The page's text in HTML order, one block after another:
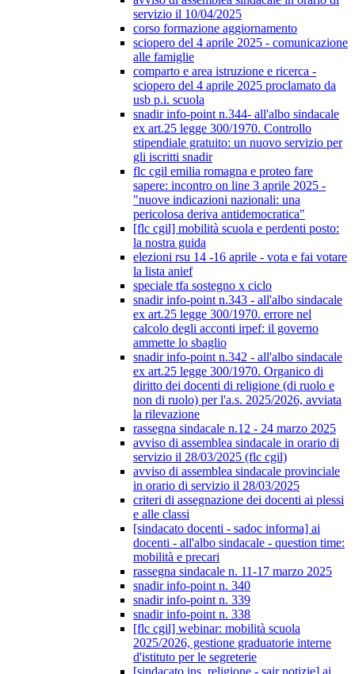
servizio il 10/04/2025
corso formazione aggiornamento
sciopero del 4 aprile 2025 - comunicazione
alle famiglie
comparto e area istruzione e ricerca -
sciopero del 4 aprile 2025 proclamato da
usb p.i. scuola
snadir info-point n.344- all'albo sindacale
ex art.25 legge 300/1970. Controllo
stipendiale gratuito: un nuovo servizio per
gli iscritti snadir
flc cgil emilia romagna e proteo fare
sapere: incontro on line 3 aprile 2025 -
"nuove indicazioni nazionali: una
pericolosa deriva antidemocratica"
[flc cgil] mobilità scuola e perdenti posto:
la nostra guida
elezioni rsu 14 -16 aprile - vota e fai votare
la lista anief
speciale tfa sostegno x ciclo
snadir info-point n.343 - all'albo sindacale
ex art.25 legge 300/1970. errore nel
calcolo degli acconti irpef: il governo
ammette lo sbaglio
snadir info-point n.342 - all'albo sindacale
ex art.25 legge 300/1970. Organico di
diritto dei docenti di religione (di ruolo e
non di ruolo) per l'a.s. 2025/2026, avviata
la rilevazione
rassegna sindacale n.12 - 24 marzo 2025
avviso di assemblea sindacale in orario di
servizio il 28/03/2025 (flc cgil)
avviso di assemblea sindacale provinciale
in orario di servizio il 28/03/2025
criteri di assegnazione dei docenti ai plessi
e alle classi
[sindacato docenti - sadoc informa] ai
docenti - all'albo sindacale - question time:
mobilità e precari
rassegna sindacale n. 11-17 marzo 2025
snadir info-point n. 340
snadir info-point n. 339
snadir info-point n. 338
[flc cgil] webinar: mobilità scuola
2025/2026, gestione graduatorie interne
d'istituto per le segreterie